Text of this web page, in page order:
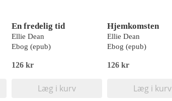
En fredelig tid
Ellie Dean
Ebog (epub)
126 kr
Læg i kurv
Hjemkomsten
Ellie Dean
Ebog (epub)
126 kr
Læg i kurv